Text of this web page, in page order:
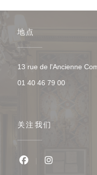
地点
13 rue de l'Ancienne
01 40 46 79 00
关注我们